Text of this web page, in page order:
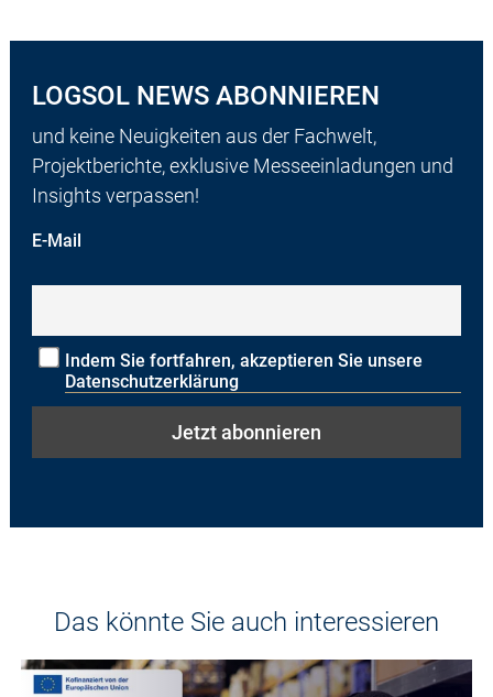
LOGSOL NEWS ABONNIEREN
und keine Neuigkeiten aus der Fachwelt,
Projektberichte, exklusive Messeeinladungen und
Insights verpassen!
E-Mail
Indem Sie fortfahren, akzeptieren Sie unsere
Datenschutzerklärung
Das könnte Sie auch interessieren